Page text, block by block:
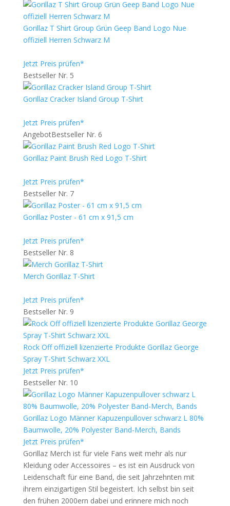
Gorillaz T Shirt Group Grün Geep Band Logo Nue
offiziell Herren Schwarz M
Jetzt Preis prüfen*
Bestseller Nr. 5
Gorillaz Cracker Island Group T-Shirt
Jetzt Preis prüfen*
AngebotBestseller Nr. 6
Gorillaz Paint Brush Red Logo T-Shirt
Jetzt Preis prüfen*
Bestseller Nr. 7
Gorillaz Poster - 61 cm x 91,5 cm
Jetzt Preis prüfen*
Bestseller Nr. 8
Merch Gorillaz T-Shirt
Jetzt Preis prüfen*
Bestseller Nr. 9
Rock Off offiziell lizenzierte Produkte Gorillaz George
Spray T-Shirt Schwarz XXL
Jetzt Preis prüfen*
Bestseller Nr. 10
Gorillaz Logo Männer Kapuzenpullover schwarz L 80%
Baumwolle, 20% Polyester Band-Merch, Bands
Jetzt Preis prüfen*
Gorillaz Merch ist für viele Fans weit mehr als nur
Kleidung oder Accessoires – es ist ein Ausdruck von
Leidenschaft für eine Band, die seit Jahrzehnten mit
ihrem einzigartigen Stil begeistert. Ich selbst bin seit
den frühen 2000ern dabei und erinnere mich noch